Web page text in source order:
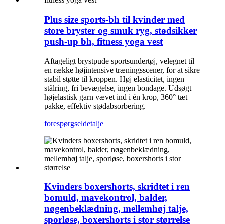
Plus size sports-bh til kvinder med
store bryster og smuk ryg, stødsikker
push-up bh, fitness yoga vest
Aftageligt brystpude sportsundertøj, velegnet til
en række højintensive træningsscener, for at sikre
stabil støtte til kroppen. Høj elasticitet, ingen
stålring, fri bevægelse, ingen bondage. Udsøgt
højelastisk garn vævet ind i én krop, 360° tæt
pakke, effektiv stødabsorbering.
forespørgseldetalje
Kvinders boxershorts, skridtet i ren
bomuld, mavekontrol, balder,
nøgenbeklædning, mellemhøj talje,
sporløse, boxershorts i stor størrelse